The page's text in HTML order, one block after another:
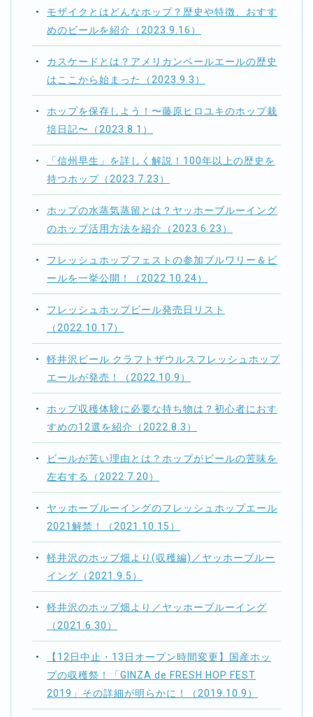
モザイクとはどんなホップ？歴史や特徴、おすす
めのビールを紹介（2023.9.16）
カスケードとは？アメリカンペールエールの歴史
はここから始まった（2023.9.3）
ホップを保存しよう！〜藤原ヒロユキのホップ栽
培日記〜（2023.8.1）
「信州早生」を詳しく解説！100年以上の歴史を
持つホップ（2023.7.23）
ホップの水蒸気蒸留とは？ヤッホーブルーイング
のホップ活用方法を紹介（2023.6.23）
フレッシュホップフェストの参加ブルワリー＆ビ
ールを一挙公開！（2022.10.24）
フレッシュホップビール発売日リスト
（2022.10.17）
軽井沢ビール クラフトザウルスフレッシュホップ
エールが発売！（2022.10.9）
ホップ収穫体験に必要な持ち物は？初心者におす
すめの12選を紹介（2022.8.3）
ビールが苦い理由とは？ホップがビールの苦味を
左右する（2022.7.20）
ヤッホーブルーイングのフレッシュホップエール
2021解禁！（2021.10.15）
軽井沢のホップ畑より(収穫編)／ヤッホーブルー
イング（2021.9.5）
軽井沢のホップ畑より／ヤッホーブルーイング
（2021.6.30）
【12日中止・13日オープン時間変更】国産ホッ
プの収穫祭！「GINZA de FRESH HOP FEST
2019」その詳細が明らかに！（2019.10.9）